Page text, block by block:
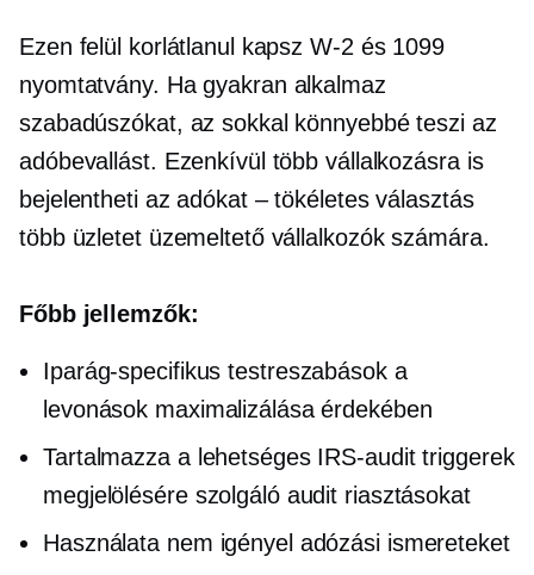
Ezen felül korlátlanul kapszW-2 és 1099
nyomtatvány. Ha gyakran alkalmaz
szabadúszókat, az sokkal könnyebbé teszi az
adóbevallást. Ezenkívül több vállalkozásra is
bejelentheti az adókat – tökéletes választás
több üzletet üzemeltető vállalkozók számára.
Főbb jellemzők:
Iparág-specifikus testreszabások a
levonások maximalizálása érdekében
Tartalmazza a lehetséges IRS-audit triggerek
megjelölésére szolgáló audit riasztásokat
Használata nem igényel adózási ismereteket